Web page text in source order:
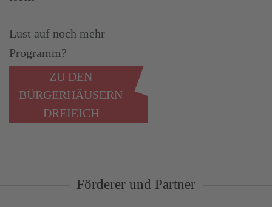
Lust auf noch mehr
Programm?
ZU DEN
BÜRGERHÄUSERN
DREIEICH
Förderer und Partner